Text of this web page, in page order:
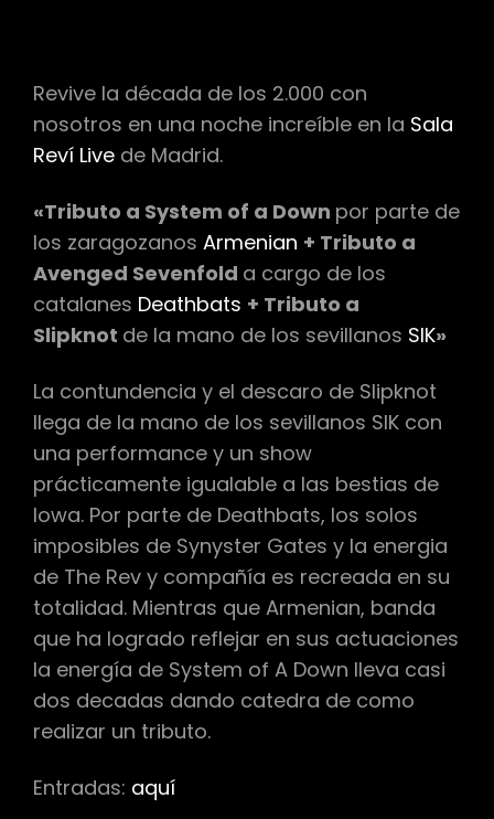
Revive la década de los 2.000 con
nosotros en una noche increíble en la Sala
Reví Live de Madrid.
«Tributo a System of a Down por parte de
los zaragozanos Armenian + Tributo a
Avenged Sevenfold a cargo de los
catalanes Deathbats + Tributo a
Slipknot de la mano de los sevillanos SIK»
La contundencia y el descaro de Slipknot
llega de la mano de los sevillanos SIK con
una performance y un show
prácticamente igualable a las bestias de
Iowa. Por parte de Deathbats, los solos
imposibles de Synyster Gates y la energia
de The Rev y compañía es recreada en su
totalidad. Mientras que Armenian, banda
que ha logrado reflejar en sus actuaciones
la energía de System of A Down lleva casi
dos decadas dando catedra de como
realizar un tributo.
Entradas: aquí